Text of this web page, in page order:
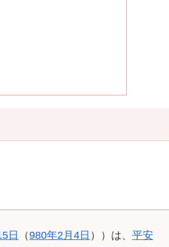
日 （980年2月4日 ））は、 平安